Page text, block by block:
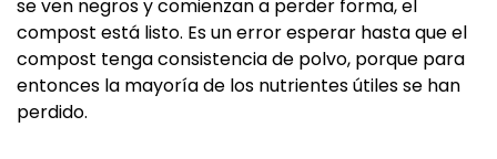
se ven negros y comienzan a perder forma, el
compost está listo. Es un error esperar hasta que el
compost tenga consistencia de polvo, porque para
entonces la mayoría de los nutrientes útiles se han
perdido.